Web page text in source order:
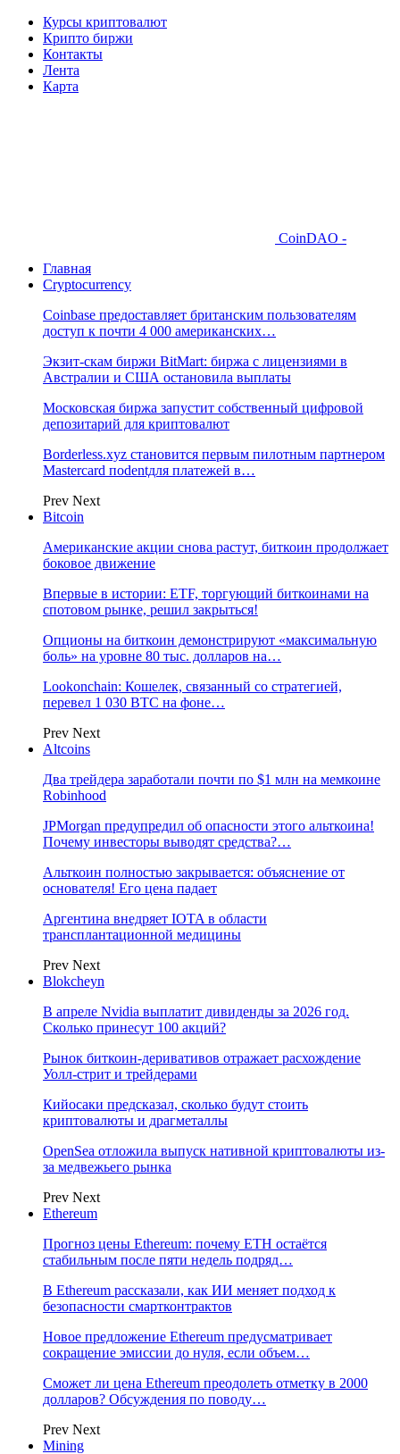
Курсы криптовалют
Крипто биржи
Контакты
Лента
Карта
CoinDAO -
Главная
Cryptocurrency
Coinbase предоставляет британским пользователям
доступ к почти 4 000 американских…
Экзит-скам биржи BitMart: биржа с лицензиями в
Австралии и США остановила выплаты
Московская биржа запустит собственный цифровой
депозитарий для криптовалют
Borderless.xyz становится первым пилотным партнером
Mastercard поdentдля платежей в…
Prev Next
Bitcoin
Американские акции снова растут, биткоин продолжает
боковое движение
Впервые в истории: ETF, торгующий биткоинами на
спотовом рынке, решил закрыться!
Опционы на биткоин демонстрируют «максимальную
боль» на уровне 80 тыс. долларов на…
Lookonchain: Кошелек, связанный со стратегией,
перевел 1 030 BTC на фоне…
Prev Next
Altcoins
Два трейдера заработали почти по $1 млн на мемкоине
Robinhood
JPMorgan предупредил об опасности этого альткоина!
Почему инвесторы выводят средства?…
Альткоин полностью закрывается: объяснение от
основателя! Его цена падает
Аргентина внедряет IOTA в области
трансплантационной медицины
Prev Next
Blokcheyn
В апреле Nvidia выплатит дивиденды за 2026 год.
Сколько принесут 100 акций?
Рынок биткоин-деривативов отражает расхождение
Уолл-стрит и трейдерами
Кийосаки предсказал, сколько будут стоить
криптовалюты и драгметаллы
OpenSea отложила выпуск нативной криптовалюты из-
за медвежьего рынка
Prev Next
Ethereum
Прогноз цены Ethereum: почему ETH остаётся
стабильным после пяти недель подряд…
В Ethereum рассказали, как ИИ меняет подход к
безопасности смартконтрактов
Новое предложение Ethereum предусматривает
сокращение эмиссии до нуля, если объем…
Сможет ли цена Ethereum преодолеть отметку в 2000
долларов? Обсуждения по поводу…
Prev Next
Mining